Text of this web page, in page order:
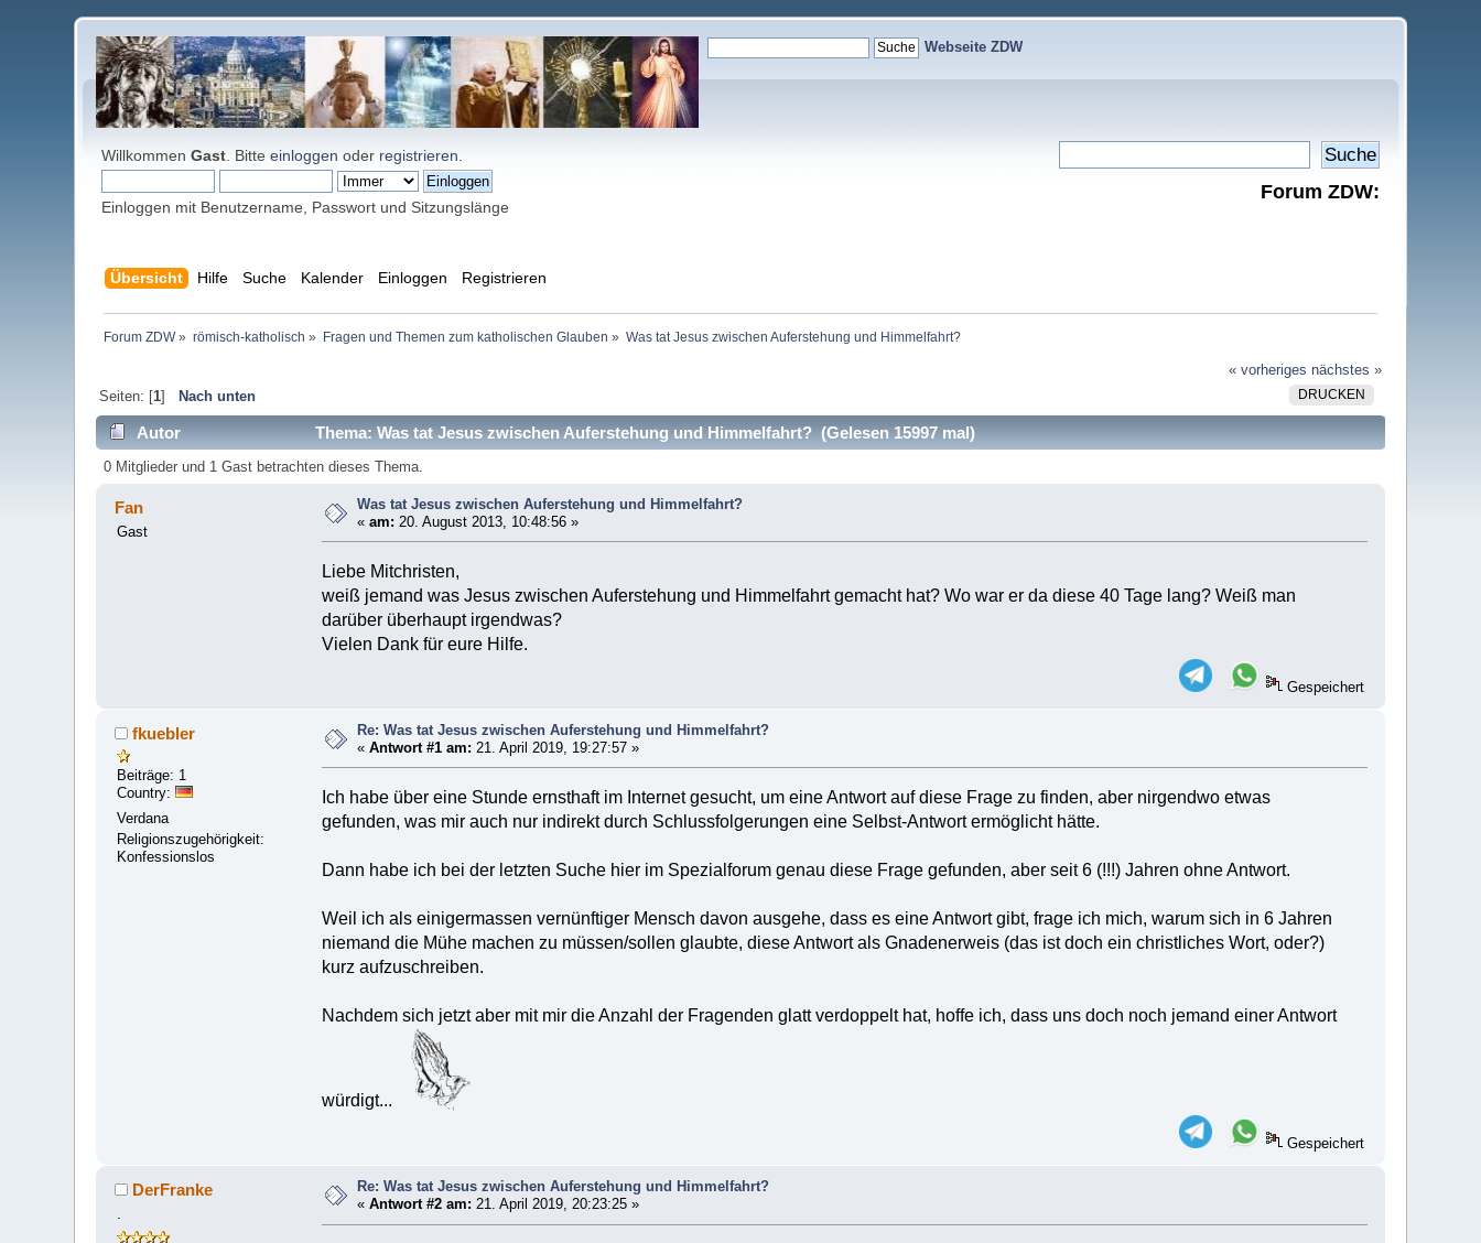
Webseite ZDW
WillkommenGast . Bitteeinloggen oder registrieren
Einloggen mit Benutzername, Passwort und Sitzungslänge
Forum ZDW:
Übersicht Hilfe Suche Kalender Einloggen Registrieren
Forum ZDW» römisch-katholisch » Fragen und Themen zum katholischen Glauben » Was tat Jesus zwischen Auferstehung und Himmelfahrt?
« vorheriges nächstes »
DRUCKEN
Seiten: [1] Nach unten
Autor Thema: Was tat Jesus zwischen Auferstehung und Himmelfahrt? (Gelesen 15997 mal)
0 Mitglieder und 1 Gast betrachten dieses Thema.
Fan
Gast
Was tat Jesus zwischen Auferstehung und Himmelfahrt?
«am: 20. August 2013, 10:48:56 »
Liebe Mitchristen,
weiß jemand was Jesus zwischen Auferstehung und Himmelfahrt gemacht hat? Wo war er da diese 40 Tage lang? Weiß man
darüber überhaupt irgendwas?
Vielen Dank für eure Hilfe.
Gespeichert
fkuebler
Beiträge: 1
Country:
Verdana
Religionszugehörigkeit:
Konfessionslos
Re: Was tat Jesus zwischen Auferstehung und Himmelfahrt?
«Antwort #1 am: 21. April 2019, 19:27:57 »
Ich habe über eine Stunde ernsthaft im Internet gesucht, um eine Antwort auf diese Frage zu finden, aber nirgendwo etwas
gefunden, was mir auch nur indirekt durch Schlussfolgerungen eine Selbst-Antwort ermöglicht hätte.
Dann habe ich bei der letzten Suche hier im Spezialforum genau diese Frage gefunden, aber seit 6 (!!!) Jahren ohne Antwort.
Weil ich als einigermassen vernünftiger Mensch davon ausgehe, dass es eine Antwort gibt, frage ich mich, warum sich in 6 Jahren
niemand die Mühe machen zu müssen/sollen glaubte, diese Antwort als Gnadenerweis (das ist doch ein christliches Wort, oder?)
kurz aufzuschreiben.
Nachdem sich jetzt aber mit mir die Anzahl der Fragenden glatt verdoppelt hat, hoffe ich, dass uns doch noch jemand einer Antwort
würdigt...
Gespeichert
DerFranke
.
Re: Was tat Jesus zwischen Auferstehung und Himmelfahrt?
«Antwort #2 am: 21. April 2019, 20:23:25 »